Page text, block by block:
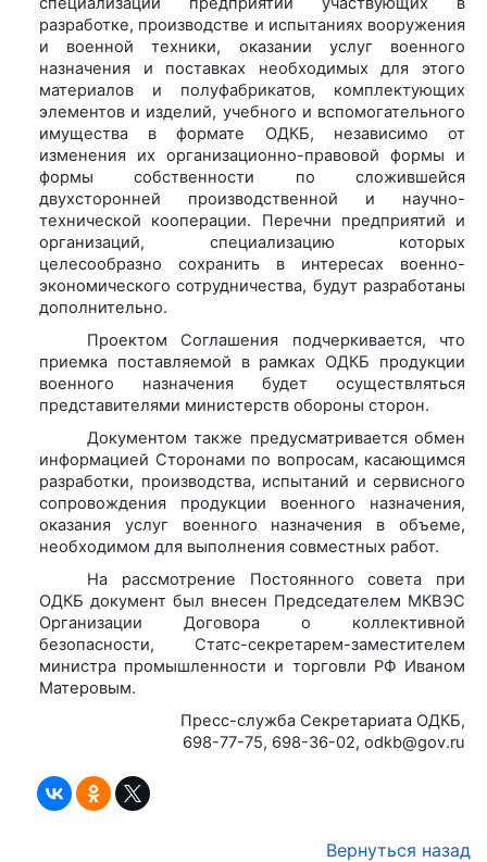
разработке, производстве и испытаниях вооружения
и военной техники, оказании услуг военного
назначения и поставках необходимых для этого
материалов и полуфабрикатов, комплектующих
элементов и изделий, учебного и вспомогательного
имущества в формате ОДКБ, независимо от
изменения их организационно-правовой формы и
формы собственности по сложившейся
двухсторонней производственной и научно-
технической кооперации. Перечни предприятий и
организаций, специализацию которых
целесообразно сохранить в интересах военно-
экономического сотрудничества, будут разработаны
дополнительно.
Проектом Соглашения подчеркивается, что
приемка поставляемой в рамках ОДКБ продукции
военного назначения будет осуществляться
представителями министерств обороны сторон.
Документом также предусматривается обмен
информацией Сторонами по вопросам, касающимся
разработки, производства, испытаний и сервисного
сопровождения продукции военного назначения,
оказания услуг военного назначения в объеме,
необходимом для выполнения совместных работ.
На рассмотрение Постоянного совета при
ОДКБ документ был внесен Председателем МКВЭС
Организации Договора о коллективной
безопасности, Статс-секретарем-заместителем
министра промышленности и торговли РФ Иваном
Матеровым.
Пресс-служба Секретариата ОДКБ,
698-77-75, 698-36-02, odkb@gov.ru
Вернуться назад